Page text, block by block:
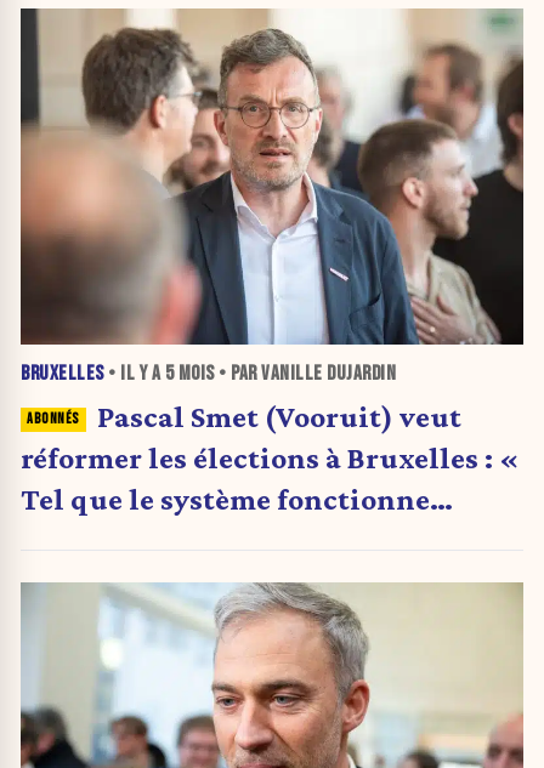
BRUXELLES• IL Y A 5 MOIS• PAR VANILLE DUJARDIN
Pascal Smet (Vooruit) veut
réformer les élections à Bruxelles : «
Tel que le système fonctionne